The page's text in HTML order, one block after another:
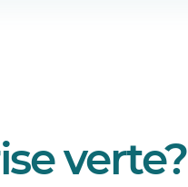
verte?